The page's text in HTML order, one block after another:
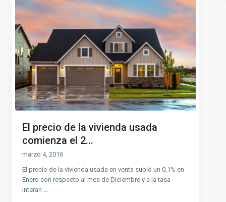
El precio de la vivienda usada
comienza el 2...
marzo 4, 2016
El precio de la vivienda usada en venta subió un 0,1% en
Enero con respecto al mes de Diciembre y a la tasa
interan